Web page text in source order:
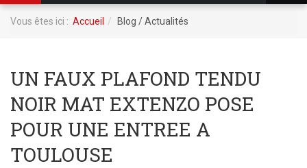
Vous êtes ici : Accueil Blog / Actualités
UN FAUX PLAFOND TENDU
NOIR MAT EXTENZO POSE
POUR UNE ENTREE A
TOULOUSE